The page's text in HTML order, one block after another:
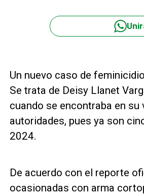
Un nuevo caso de
Se trata de Deisy Llanet
cuando se encontraba en
autoridades, pues ya son
2024.
De acuerdo con el reporte
ocasionadas con arma